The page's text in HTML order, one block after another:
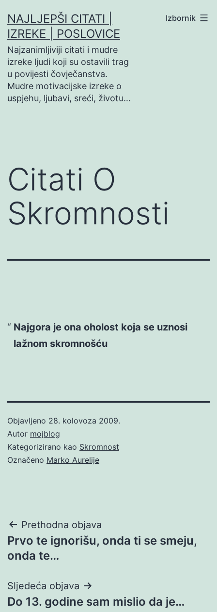
na
sadržaj
NAJLJEPŠI CITATI |
IZREKE | POSLOVICE
Najzanimljiviji citati i mudre
izreke ljudi koji su ostavili trag
u povijesti čovječanstva.
Mudre motivacijske izreke o
uspjehu, ljubavi, sreći, životu…
Izbornik
Citati O
Skromnosti
Najgora je ona oholost koja se uznosi
lažnom skromnošću
Objavljeno 28. kolovoza 2009.
Autor mojblog
Kategorizirano kao Skromnost
Označeno Marko Aurelije
Navigacija
objava
Prethodna objava
Prvo te ignorišu, onda ti se smeju,
onda te…
Sljedeća objava
Do 13. godine sam mislio da je…